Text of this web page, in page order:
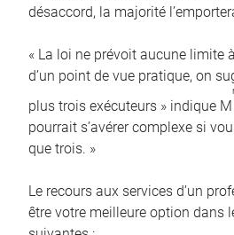
désaccord, la majorité
« La loi ne prévoit aucune limite
d’un point de vue pratique, on
plus trois exécuteurs » indique M
pourrait s’avérer complexe si
que trois. »
Le recours aux services d’un
être votre meilleure option dans